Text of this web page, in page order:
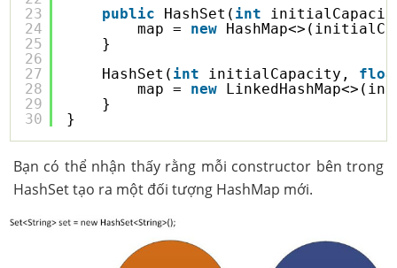
23
24
25
26
27
28
29
30
public
HashSet( int
map = new
}
HashSet( int initialCapacity,
map = new
}
}
Bạn có thể nhận thấy rằng mỗi constructor bên trong
HashSet tạo ra một đối tượng HashMap mới.